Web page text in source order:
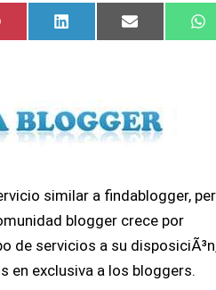
Pinterest Compartir
en
LinkedIn
Compartir
en
Email
similar a findablogger,
blogger crece por
de servicios a su
en exclusiva a los bloggers.